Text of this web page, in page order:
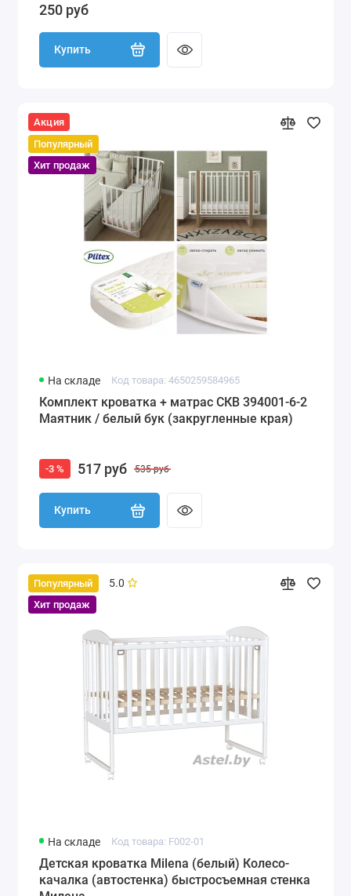
250 руб
Купить
Акция
Популярный
Хит продаж
На складе Код товара: 4650259584965
Комплект кроватка + матрас СКВ 394001-6-2
Маятник / белый бук (закругленные края)
-3 % 517 руб 535 руб
Купить
Популярный
Хит продаж
5.0
На складе Код товара: F002-01
Детская кроватка Milena (белый) Колесо-
качалка (автостенка) быстросъемная стенка